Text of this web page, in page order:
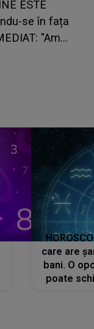
care are
bani. O
poate